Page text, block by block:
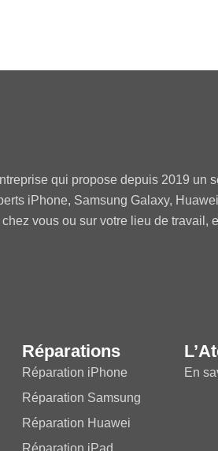
qui propose depuis 2019 un
iPhone, Samsung Galaxy,
vous ou sur votre lieu de travail,
Réparations
Réparation iPhone
Réparation Samsung
Réparation Huawei
Réparation iPad
En